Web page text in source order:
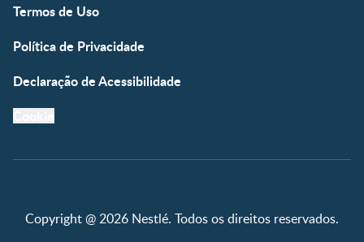
Termos de Uso
Política de Privacidade
Declaração de Acessibilidade
Copyright @ 2026 Nestlé. Todos os direitos reservados.